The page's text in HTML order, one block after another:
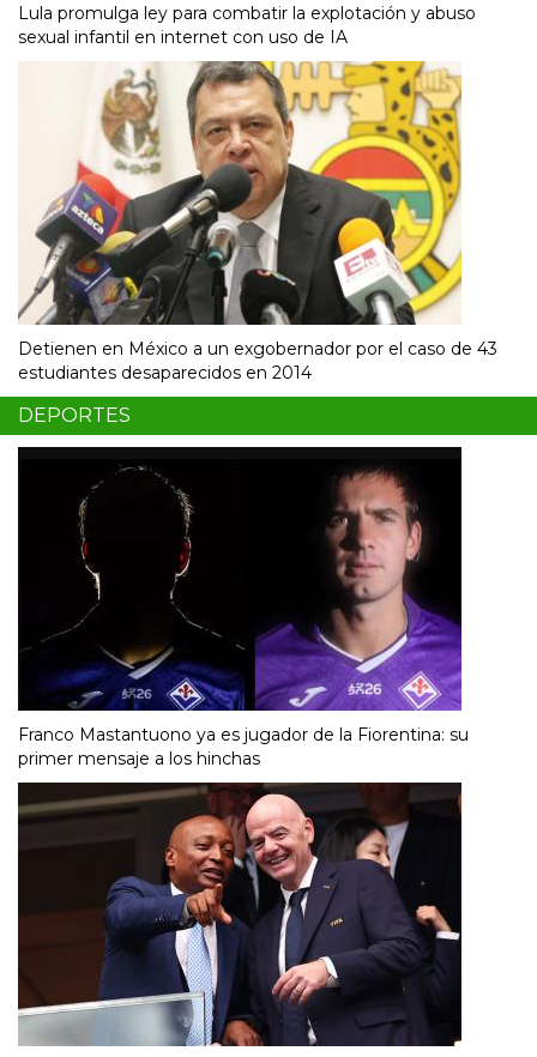
Lula promulga ley para combatir la explotación y abuso
sexual infantil en internet con uso de IA
Detienen en México a un exgobernador por el caso de 43
estudiantes desaparecidos en 2014
DEPORTES
Franco Mastantuono ya es jugador de la Fiorentina: su
primer mensaje a los hinchas